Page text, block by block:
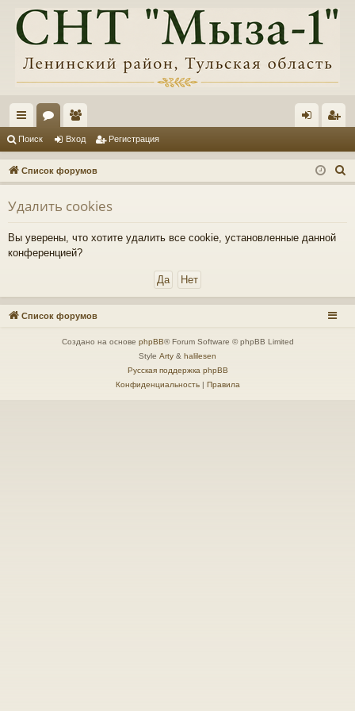
с
ы
лк
и
ум
ы
ол
ьз
ов
ат
ел
и
д ис
тр
ия
Поиск Вход Регистрация
Список форумов
о
Удалить cookies
Вы уверены, что хотите удалить все cookie, установленные данной
конференцией?
Список форумов
Создано на основе phpBB® Forum Software © phpBB Limited
Style Arty & halilesen
Русская поддержка phpBB
Конфиденциальность| Правила